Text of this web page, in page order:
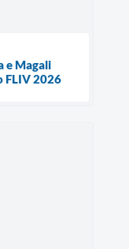
e Magali
FLIV 2026